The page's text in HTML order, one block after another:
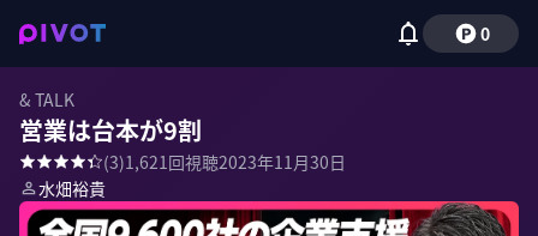
0
& TALK
営業は台本が9割
(3)1,621回視聴2023年11月30日
水畑裕貴